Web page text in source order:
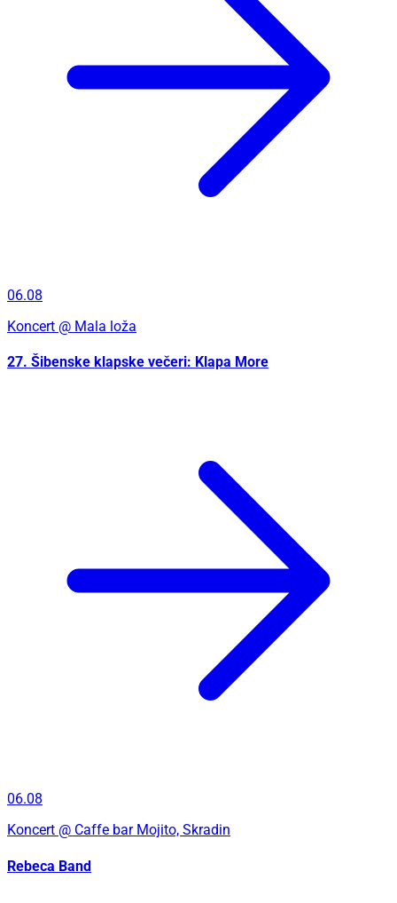
06.08
Koncert @ Mala loža
27. Šibenske klapske večeri: Klapa More
06.08
Koncert @ Caffe bar Mojito, Skradin
Rebeca Band